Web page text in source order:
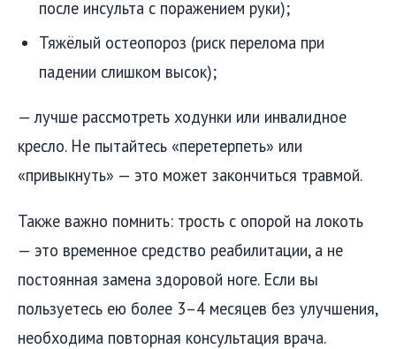
после инсульта с поражением руки);
Тяжёлый остеопороз (риск перелома при
падении слишком высок);
— лучше рассмотреть ходунки или инвалидное
кресло. Не пытайтесь «перетерпеть» или
«привыкнуть» — это может закончиться травмой.
Также важно помнить: трость с опорой на локоть
— это временное средство реабилитации, а не
постоянная замена здоровой ноге. Если вы
пользуетесь ею более 3–4 месяцев без улучшения,
необходима повторная консультация врача.